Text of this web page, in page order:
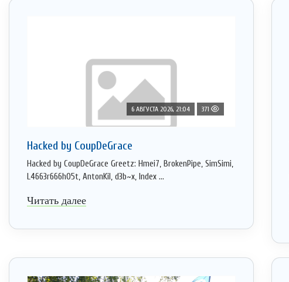
6 АВГУСТА 2026, 21:04 371
Hacked by CoupDeGrace
Hacked by CoupDeGrace Greetz: Hmei7, BrokenPipe, SimSimi,
L4663r666h05t, AntonKil, d3b~x, Index ...
Читать далее